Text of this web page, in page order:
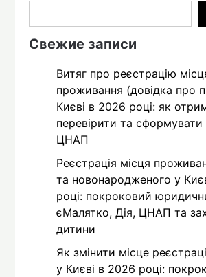
Свежие записи
Витяг про реєстрацію
проживання (довідка про
Києві в 2026 році: як
перевірити та сформувати
ЦНАП
Реєстрація місця
та новонародженого у
році: покроковий
єМалятко, Дія, ЦНАП та
дитини
Як змінити місце
у Києві в 2026 році: